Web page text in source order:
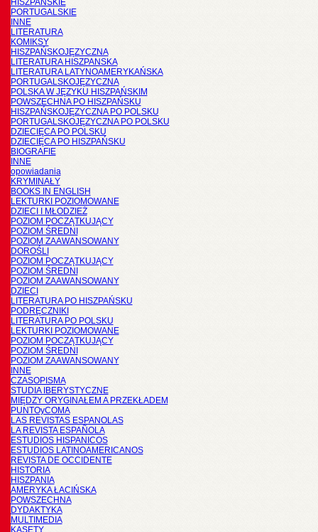
HISZPAŃSKIE
PORTUGALSKIE
INNE
LITERATURA
KOMIKSY
HISZPAŃSKOJĘZYCZNA
LITERATURA HISZPANSKA
LITERATURA LATYNOAMERYKAŃSKA
PORTUGALSKOJĘZYCZNA
POLSKA W JĘZYKU HISZPAŃSKIM
POWSZECHNA PO HISZPAŃSKU
HISZPAŃSKOJĘZYCZNA PO POLSKU
PORTUGALSKOJĘZYCZNA PO POLSKU
DZIECIĘCA PO POLSKU
DZIECIĘCA PO HISZPAŃSKU
BIOGRAFIE
INNE
opowiadania
KRYMINAŁY
BOOKS IN ENGLISH
LEKTURKI POZIOMOWANE
DZIECI I MŁODZIEŻ
POZIOM POCZĄTKUJĄCY
POZIOM ŚREDNI
POZIOM ZAAWANSOWANY
DOROŚLI
POZIOM POCZĄTKUJĄCY
POZIOM ŚREDNI
POZIOM ZAAWANSOWANY
DZIECI
LITERATURA PO HISZPAŃSKU
PODRĘCZNIKI
LITERATURA PO POLSKU
LEKTURKI POZIOMOWANE
POZIOM POCZĄTKUJĄCY
POZIOM ŚREDNI
POZIOM ZAAWANSOWANY
INNE
CZASOPISMA
STUDIA IBERYSTYCZNE
MIĘDZY ORYGINAŁEM A PRZEKŁADEM
PUNTOyCOMA
LAS REVISTAS ESPANOLAS
LA REVISTA ESPAÑOLA
ESTUDIOS HISPANICOS
ESTUDIOS LATINOAMERICANOS
REVISTA DE OCCIDENTE
HISTORIA
HISZPANIA
AMERYKA ŁACIŃSKA
POWSZECHNA
DYDAKTYKA
MULTIMEDIA
KASETY